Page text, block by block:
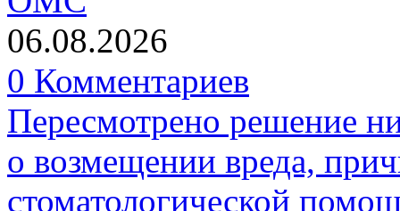
06.08.2026
0 Комментариев
Пересмотрено решение
о возмещении вреда,
стоматологической